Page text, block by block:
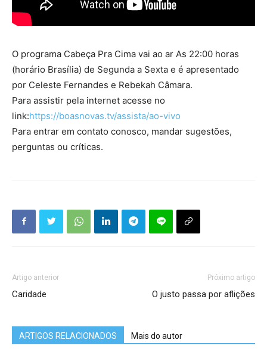
O programa Cabeça Pra Cima vai ao ar As 22:00 horas
(horário Brasília) de Segunda a Sexta e é apresentado
por Celeste Fernandes e Rebekah Câmara.
Para assistir pela internet acesse no
link:https://boasnovas.tv/assista/ao-vivo
Para entrar em contato conosco, mandar sugestões,
perguntas ou críticas.
Artigo anterior
Caridade
Próximo artigo
O justo passa por aflições
ARTIGOS RELACIONADOS Mais do autor